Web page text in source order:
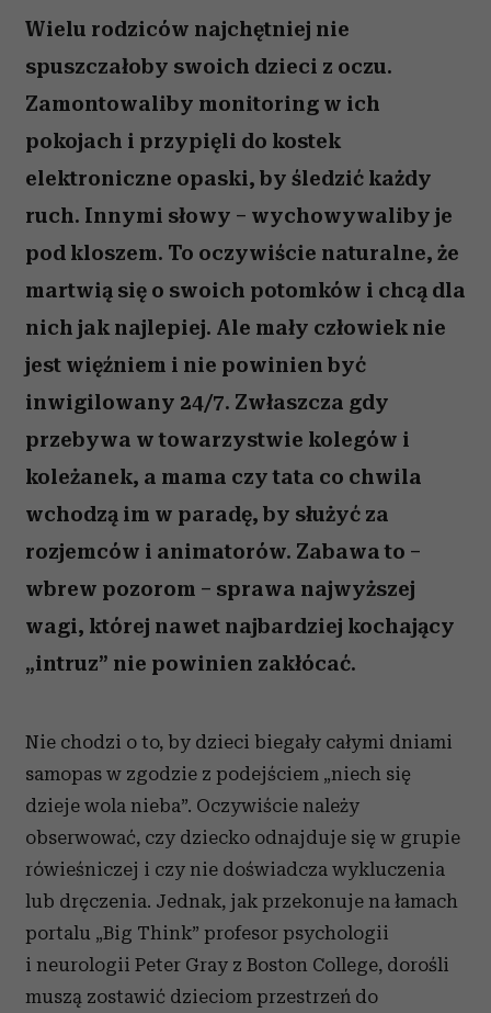
Wielu rodziców najchętniej nie
spuszczałoby swoich dzieci z oczu.
Zamontowaliby monitoring w ich
pokojach i przypięli do kostek
elektroniczne opaski, by śledzić każdy
ruch. Innymi słowy – wychowywaliby je
pod kloszem. To oczywiście naturalne, że
martwią się o swoich potomków i chcą dla
nich jak najlepiej. Ale mały człowiek nie
jest więźniem i nie powinien być
inwigilowany 24/7. Zwłaszcza gdy
przebywa w towarzystwie kolegów i
koleżanek, a mama czy tata co chwila
wchodzą im w paradę, by służyć za
rozjemców i animatorów. Zabawa to –
wbrew pozorom – sprawa najwyższej
wagi, której nawet najbardziej kochający
„intruz” nie powinien zakłócać.
Nie chodzi o to, by dzieci biegały całymi dniami
samopas w zgodzie z podejściem „niech się
dzieje wola nieba”. Oczywiście należy
obserwować, czy dziecko odnajduje się w grupie
rówieśniczej i czy nie doświadcza wykluczenia
lub dręczenia. Jednak, jak przekonuje na łamach
portalu „Big Think” profesor psychologii
i neurologii Peter Gray z Boston College, dorośli
muszą zostawić dzieciom przestrzeń do